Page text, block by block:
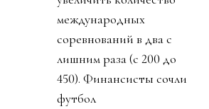
международных
соревнований в два с
лишним раза (с 200 до
450). Финансисты сочли
футбол